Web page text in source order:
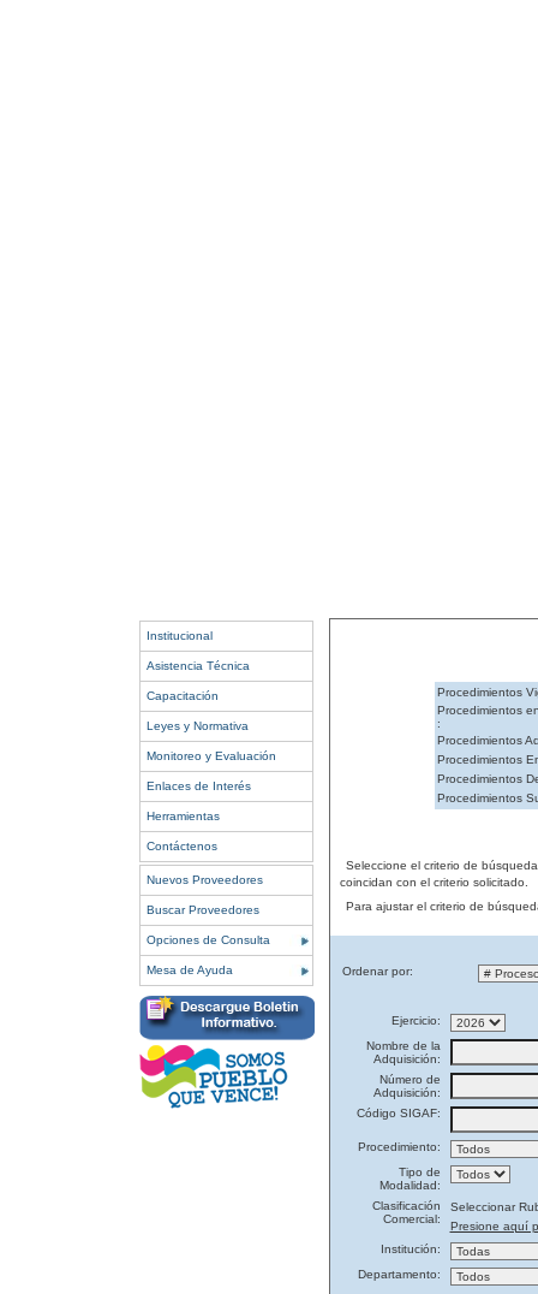
Institucional
Asistencia Técnica
Capacitación
Leyes y Normativa
Monitoreo y Evaluación
Enlaces de Interés
Herramientas
Contáctenos
Nuevos Proveedores
Buscar Proveedores
Opciones de Consulta
Mesa de Ayuda
Procedimientos
Procedimientos
:
Procedimientos
Procedimientos
Procedimientos
Procedimientos
Seleccione el criterio de
coincidan con el criterio solicitado.
Para ajustar el criterio de
Ordenar por:
Ejercicio:
Nombre de la
Adquisición:
Número de
Adquisición:
Código SIGAF:
Procedimiento:
Tipo de
Modalidad:
Clasificación
Comercial:
Seleccionar
Presione aquí
Institución:
Departamento: